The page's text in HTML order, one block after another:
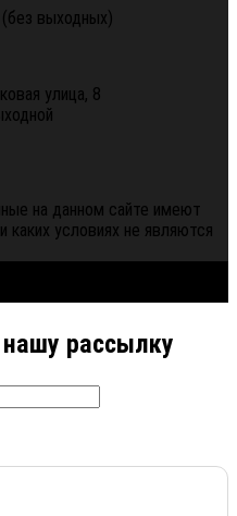
выходных)
улица, 8
на данном сайте имеют
каких условиях не являются
рассылку